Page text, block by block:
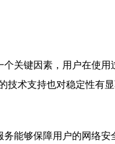
关键因素，用户在使
术支持也对稳定性有显
能够保障用户的网络